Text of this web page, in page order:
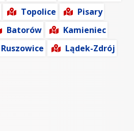
Topolice
Pisary
Batorów
Kamieniec
Ruszowice Lądek-Zdrój